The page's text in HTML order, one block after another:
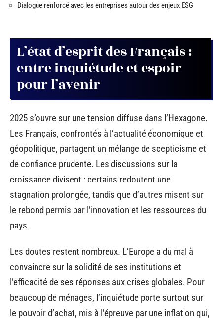
Dialogue renforcé avec les entreprises autour des enjeux ESG
L’état d’esprit des Français :
entre inquiétude et espoir
pour l’avenir
2025 s’ouvre sur une tension diffuse dans l’Hexagone.
Les Français, confrontés à l’actualité économique et
géopolitique, partagent un mélange de scepticisme et
de confiance prudente. Les discussions sur la
croissance divisent : certains redoutent une
stagnation prolongée, tandis que d’autres misent sur
le rebond permis par l’innovation et les ressources du
pays.
Les doutes restent nombreux. L’Europe a du mal à
convaincre sur la solidité de ses institutions et
l’efficacité de ses réponses aux crises globales. Pour
beaucoup de ménages, l’inquiétude porte surtout sur
le pouvoir d’achat, mis à l’épreuve par une inflation qui,